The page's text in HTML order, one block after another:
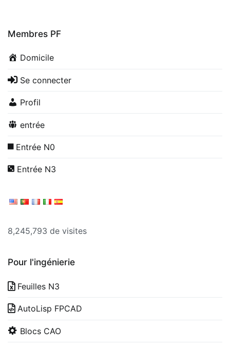
Membres PF
Domicile
Se connecter
Profil
entrée
Entrée N0
Entrée N3
8,245,793 de visites
Pour l'ingénierie
Feuilles N3
AutoLisp FPCAD
Blocs CAO